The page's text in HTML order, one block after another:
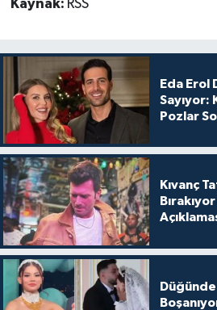
Kaynak: RSS
Eda Erol
Sayıyor:
Pozlar
Kıvanç